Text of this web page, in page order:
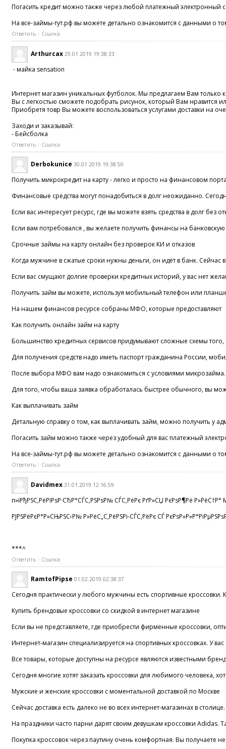
Погасить кредит можно также через любой платежный электронный
На все-займы-тут.рф вы можете детально ознакомится с данными о
Ответить Ссылка
Arthurcax 29.01.2019 19:38:33
- майка sensation
Интернет магазин уникальных футболок. Мы предлагаем Вам
Вы с легкостью сможете подобрать рисунок, который Вам нравится
Приобретя товр Вы можете воспользоваться услугами доставки на
Заходи и заказывай:
- Бейсболка
Ответить Ссылка
Derbokunice 30.01.2019 19:38:50
Получить микрокредит на карту - легко и просто на финансовом
Финансовые средства могут понадобиться в долг неожиданно.
Если вас интересует ресурс, где вы можете взять средства в долг
Если вам потребовался , вы желаете получить финансы на
Срочные займы на карту онлайн без проверок КИ и отказов
Когда мужчине в сжатые сроки нужны деньги, он идёт в банк. Сейчас
Если вас смущают долгие проверки кредитных историй, у вас нет
Получить займ вы можете, используя мобильный телефон или
На нашем финансов ресурсе собраны МФО, которые предоставляют -
Как получить онлайн займ на карту
Большинство кредитных сервисов придумывают сложные схемы
Для получения средств надо иметь паспорт гражданина России,
После выбора МФО вам надо ознакомиться с условиями микрозайма.
Для того, чтобы ваша заявка обработалась быстрее обычного, вы
Как выплачивать займ
Детальную справку о том, как выплачивать займ, можно получить у
Погасить займ можно также через удобный для вас платежный
На все-займы-тут.рф вы можете детально ознакомится с данными о
Ответить Ссылка
Davidmex 31.01.2019 12:16:59
п»їРђРЅС‚РёРІРѕР·СЂР°СЃС‚РЅРѕР№ СЃС‚РёРє РґР»СЏ РєРѕР¶Рё
РЈРЅРёРєР°Р»СЊРЅС‹Р№ Р»РёС„С‚РёРЅРі-СЃС‚РёРє СЃ
***^
Ответить Ссылка
RamtofPipse 01.02.2019 02:38:37
Сегодня практически у любого мужчины есть спортивные
Купить брендовые кроссовки со скидкой в интернет магазине
Если вы не представляете, где приобрести фирменные кроссовки,
Интернет-магазин специализируется на спортивных кроссовках. У
Все товары, которые доступны на ресурсе являются известными
Сегодня многие хотят заказать кроссовки для любимого человека,
Мужские и женские кроссовки с моментальной доставкой по Москве
Сейчас доставка есть далеко не во всех интернет-магазинах в
На праздники часто парни дарят своим девушкам кроссовки Adidas.
Покупка кроссовок через паутину очень комфортная. Вы получаете